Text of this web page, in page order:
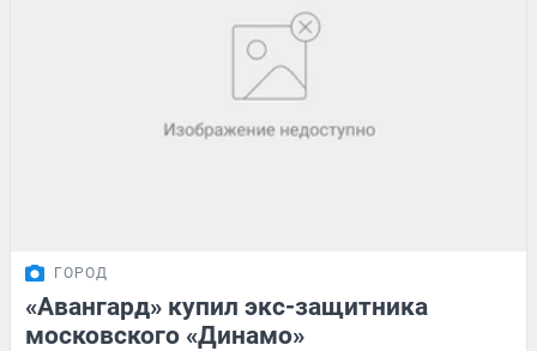
ГОРОД
«Авангард» купил экс-защитника
московского «Динамо»